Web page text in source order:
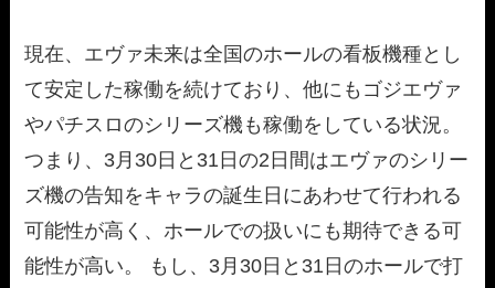
現在、エヴァ未来は全国のホールの看板機種とし
て安定した稼働を続けており、他にもゴジエヴァ
やパチスロのシリーズ機も稼働をしている状況。
つまり、3月30日と31日の2日間はエヴァのシリー
ズ機の告知をキャラの誕生日にあわせて行われる
可能性が高く、ホールでの扱いにも期待できる可
能性が高い。 もし、3月30日と31日のホールで打